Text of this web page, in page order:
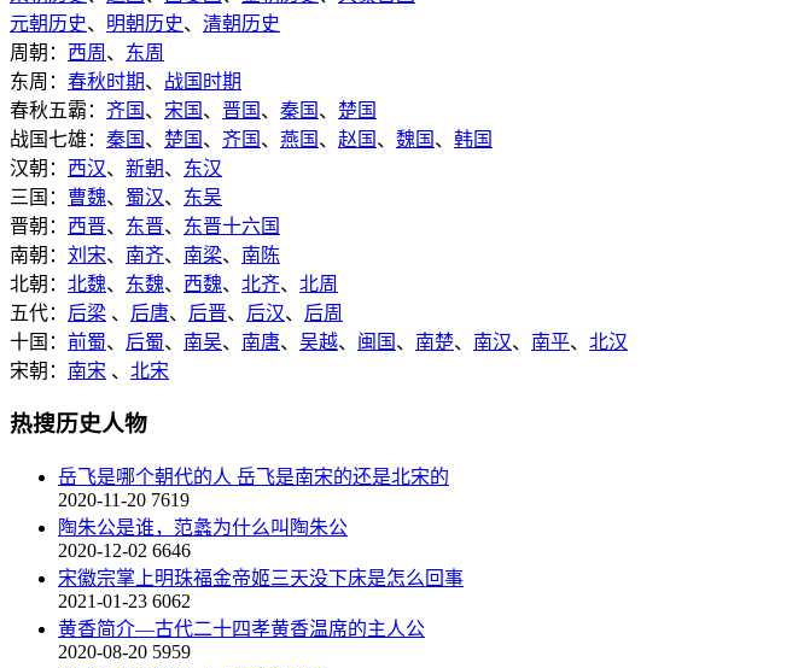
元朝历史、 明朝历史、 清朝历史
周朝： 西周 、 东周
东周： 春秋时期、 战国时期
春秋五霸： 齐国 、 宋国 、 晋国 、 秦国 、 楚国
战国七雄： 秦国 、 楚国 、 齐国 、 燕国 、 赵国 、 魏国 、 韩国
汉朝： 西汉、 新朝、 东汉
三国： 曹魏、 蜀汉、 东吴
晋朝： 西晋、 东晋、 东晋十六国
南朝： 刘宋、 南齐、 南梁、 南陈
北朝： 北魏、 东魏、 西魏、 北齐、 北周
五代： 后梁 、 后唐、 后晋、 后汉、 后周
十国： 前蜀、 后蜀、 南吴、 南唐、 吴越、 闽国 、 南楚、 南汉、 南平、 北汉
宋朝： 南宋 、 北宋
热搜历史人物
岳飞是哪个朝代的人 岳飞是南宋的还是北宋的
2020-11-20 7619
陶朱公是谁，范蠡为什么叫陶朱公
2020-12-02 6646
宋徽宗掌上明珠福金帝姬三天没下床是怎么回事
2021-01-23 6062
黄香简介—古代二十四孝黄香温席的主人公
2020-08-20 5959